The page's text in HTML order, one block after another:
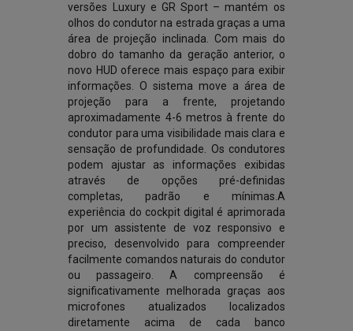
versões Luxury e GR Sport – mantém os
olhos do condutor na estrada graças a uma
área de projeção inclinada. Com mais do
dobro do tamanho da geração anterior, o
novo HUD oferece mais espaço para exibir
informações. O sistema move a área de
projeção para a frente, projetando
aproximadamente 4-6 metros à frente do
condutor para uma visibilidade mais clara e
sensação de profundidade. Os condutores
podem ajustar as informações exibidas
através de opções pré-definidas
completas, padrão e mínimas.A
experiência do cockpit digital é aprimorada
por um assistente de voz responsivo e
preciso, desenvolvido para compreender
facilmente comandos naturais do condutor
ou passageiro. A compreensão é
significativamente melhorada graças aos
microfones atualizados localizados
diretamente acima de cada banco